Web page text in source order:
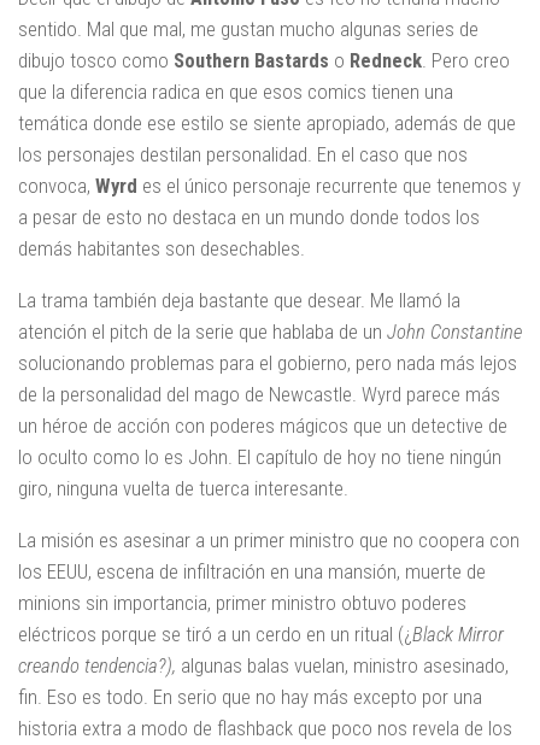
sentido. Mal que mal, me gustan mucho algunas series de
dibujo tosco como Southern Bastards o Redneck. Pero creo
que la diferencia radica en que esos comics tienen una
temática donde ese estilo se siente apropiado, además de que
los personajes destilan personalidad. En el caso que nos
convoca, Wyrd es el único personaje recurrente que tenemos y
a pesar de esto no destaca en un mundo donde todos los
demás habitantes son desechables.
La trama también deja bastante que desear. Me llamó la
atención el pitch de la serie que hablaba de un John Constantine
solucionando problemas para el gobierno, pero nada más lejos
de la personalidad del mago de Newcastle. Wyrd parece más
un héroe de acción con poderes mágicos que un detective de
lo oculto como lo es John. El capítulo de hoy no tiene ningún
giro, ninguna vuelta de tuerca interesante.
La misión es asesinar a un primer ministro que no coopera con
los EEUU, escena de infiltración en una mansión, muerte de
minions sin importancia, primer ministro obtuvo poderes
eléctricos porque se tiró a un cerdo en un ritual (¿Black Mirror
creando tendencia?), algunas balas vuelan, ministro asesinado,
fin. Eso es todo. En serio que no hay más excepto por una
historia extra a modo de flashback que poco nos revela de los